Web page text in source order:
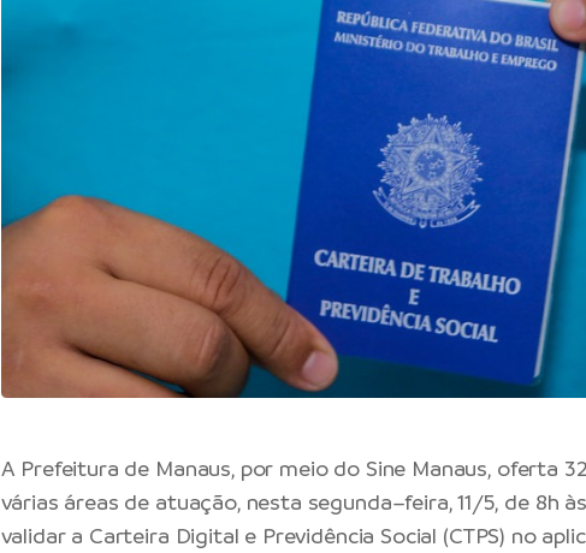
A Prefeitura de Manaus, por meio do Sine Manaus, oferta
várias áreas de atuação, nesta segunda–feira, 11/5, de 8h
validar a Carteira Digital e Previdência Social (CTPS) no